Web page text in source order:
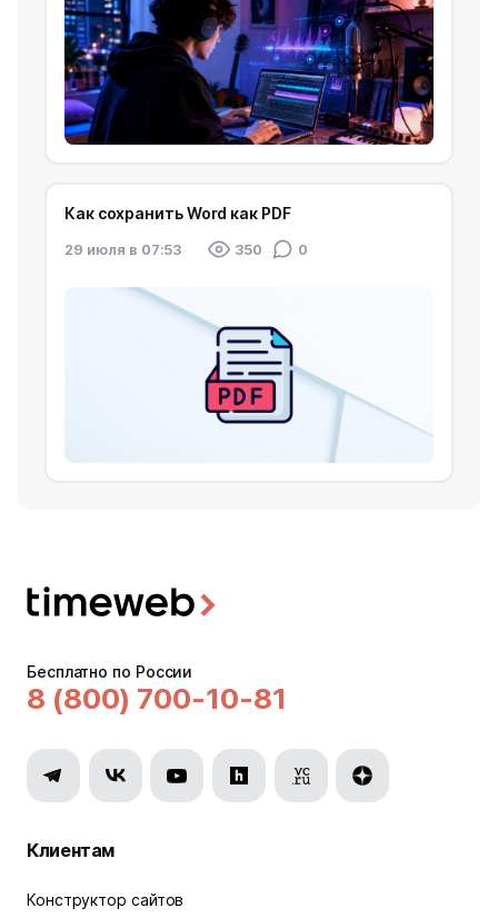
Как сохранить Word как PDF
29 июля в 07:53 350 0
Бесплатно по России
8 (800) 700-10-81
Клиентам
Конструктор сайтов